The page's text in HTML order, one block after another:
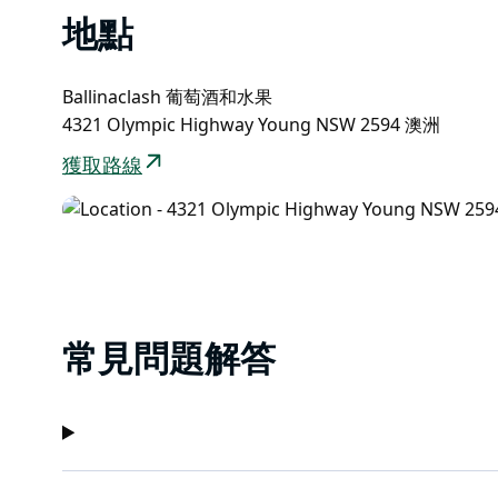
地點
Ballinaclash 葡萄酒和水果
4321 Olympic Highway Young NSW 2594 澳洲
獲取路線
常見問題解答